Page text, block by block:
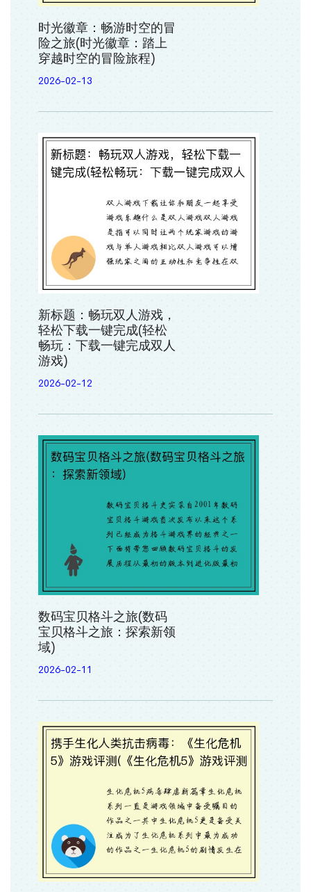
时光徽章：畅游时空的冒
险之旅(时光徽章：踏上
穿越时空的冒险旅程)
2026-02-13
新标题：畅玩双人游戏，
轻松下载一键完成(轻松
畅玩：下载一键完成双人
游戏)
2026-02-12
数码宝贝格斗之旅(数码
宝贝格斗之旅：探索新领
域)
2026-02-11